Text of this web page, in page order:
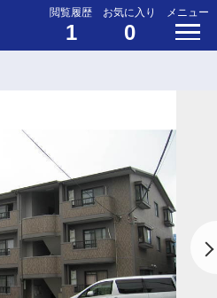
閲覧履歴
1
お気に入り
0
メニュー